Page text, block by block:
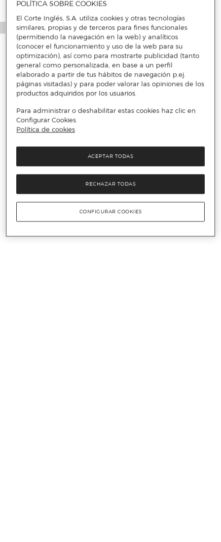
POLÍTICA SOBRE COOKIES
El Corte Inglés, S.A. utiliza cookies y otras tecnologías
similares, propias y de terceros para fines funcionales
(permitiendo la navegación en la web) y analíticos
(conocer el funcionamiento y uso de la web para su
optimización), así como para mostrarte publicidad (tanto
general como personalizada, en base a un perfil
elaborado a partir de tus hábitos de navegación p.ej.
páginas visitadas) y para poder valorar las opiniones de los
productos adquiridos por los usuarios.
Para administrar o deshabilitar estas cookies haz clic en
Configurar Cookies.
Política de cookies
RECHAZAR TODAS
ACEPTAR TODAS
CONFIGURAR COOKIES